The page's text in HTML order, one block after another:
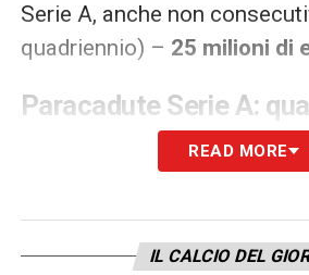
Serie A, anche non
quadriennio) – 25 milioni di
Paracadute Serie A:
guadagnerebbero i
A non ha fissato un budget
paracadute. Due anni fa, per
READ MORE
IL CALCIO DEL